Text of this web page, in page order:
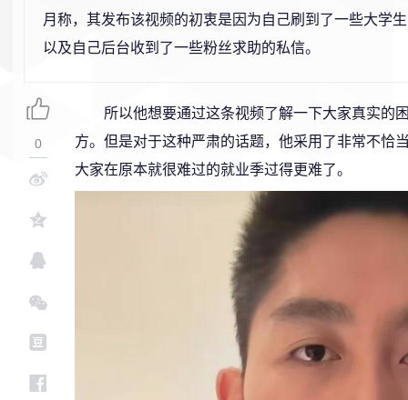
月称，其发布该视频的初衷是因为自己刷到了一些大学
以及自己后台收到了一些粉丝求助的私信。
所以他想要通过这条视频了解一下大家真实的
方。但是对于这种严肃的话题，他采用了非常不恰
大家在原本就很难过的就业季过得更难了。
0